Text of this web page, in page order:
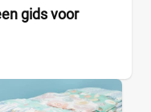
gids voor